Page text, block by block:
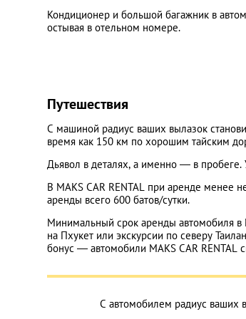
Кондиционер и большой багажник в
остывая в отельном номере.
Путешествия
С машиной радиус ваших вылазок
время как 150 км по хорошим тайским
Дьявол в деталях, а именно — в пробеге.
В MAKS CAR RENTAL при аренде менее
аренды всего 600 батов/сутки.
Минимальный срок аренды автомобиля в
на Пхукет или экскурсии по северу
бонус — автомобили MAKS CAR RENTAL
С автомобилем радиус ваших